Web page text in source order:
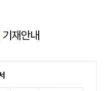
기재안내